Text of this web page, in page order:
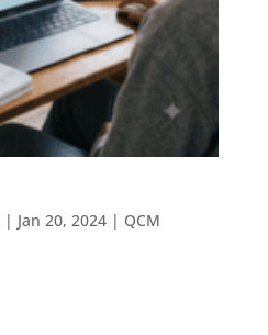
| Jan 20, 2024| QCM